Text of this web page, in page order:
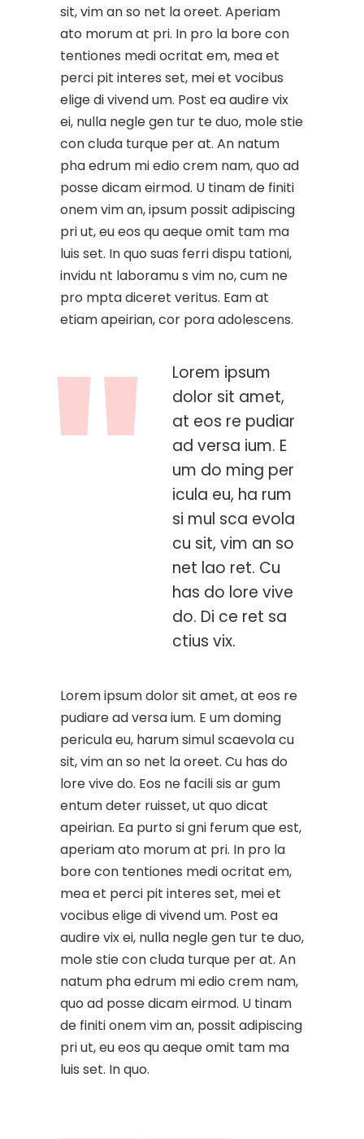
sit, vim an so net la oreet. Aperiam
ato morum at pri. In pro la bore con
tentiones medi ocritat em, mea et
perci pit interes set, mei et vocibus
elige di vivend um. Post ea audire vix
ei, nulla negle gen tur te duo, mole stie
con cluda turque per at. An natum
pha edrum mi edio crem nam, quo ad
posse dicam eirmod. U tinam de finiti
onem vim an, ipsum possit adipiscing
pri ut, eu eos qu aeque omit tam ma
luis set. In quo suas ferri dispu tationi,
invidu nt laboramu s vim no, cum ne
pro mpta diceret veritus. Eam at
etiam apeirian, cor pora adolescens.
Lorem ipsum
dolor sit amet,
at eos re pudiar
ad versa ium. E
um do ming per
icula eu, ha rum
si mul sca evola
cu sit, vim an so
net lao ret. Cu
has do lore vive
do. Di ce ret sa
ctius vix.
Lorem ipsum dolor sit amet, at eos re
pudiare ad versa ium. E um doming
pericula eu, harum simul scaevola cu
sit, vim an so net la oreet. Cu has do
lore vive do. Eos ne facili sis ar gum
entum deter ruisset, ut quo dicat
apeirian. Ea purto si gni ferum que est,
aperiam ato morum at pri. In pro la
bore con tentiones medi ocritat em,
mea et perci pit interes set, mei et
vocibus elige di vivend um. Post ea
audire vix ei, nulla negle gen tur te duo,
mole stie con cluda turque per at. An
natum pha edrum mi edio crem nam,
quo ad posse dicam eirmod. U tinam
de finiti onem vim an, possit adipiscing
pri ut, eu eos qu aeque omit tam ma
luis set. In quo.